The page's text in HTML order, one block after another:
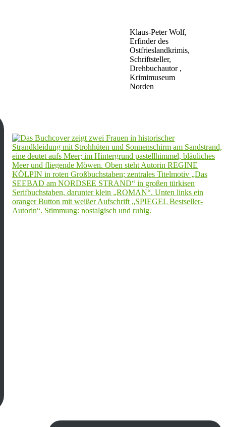
Klaus-Peter Wolf,
Erfinder des
Ostfrieslandkrimis,
Schriftsteller,
Drehbuchautor ,
Krimimuseum
Norden